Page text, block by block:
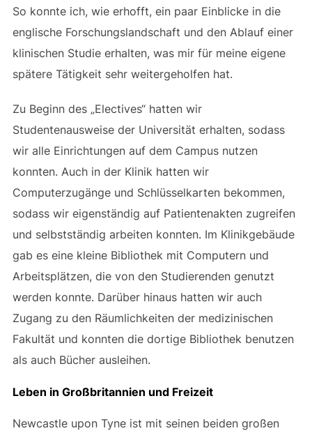
So konnte ich, wie erhofft, ein paar Einblicke in die
englische Forschungslandschaft und den Ablauf einer
klinischen Studie erhalten, was mir für meine eigene
spätere Tätigkeit sehr weitergeholfen hat.
Zu Beginn des „Electives“ hatten wir
Studentenausweise der Universität erhalten, sodass
wir alle Einrichtungen auf dem Campus nutzen
konnten. Auch in der Klinik hatten wir
Computerzugänge und Schlüsselkarten bekommen,
sodass wir eigenständig auf Patientenakten zugreifen
und selbstständig arbeiten konnten. Im Klinikgebäude
gab es eine kleine Bibliothek mit Computern und
Arbeitsplätzen, die von den Studierenden genutzt
werden konnte. Darüber hinaus hatten wir auch
Zugang zu den Räumlichkeiten der medizinischen
Fakultät und konnten die dortige Bibliothek benutzen
als auch Bücher ausleihen.
Leben in Großbritannien und Freizeit
Newcastle upon Tyne ist mit seinen beiden großen